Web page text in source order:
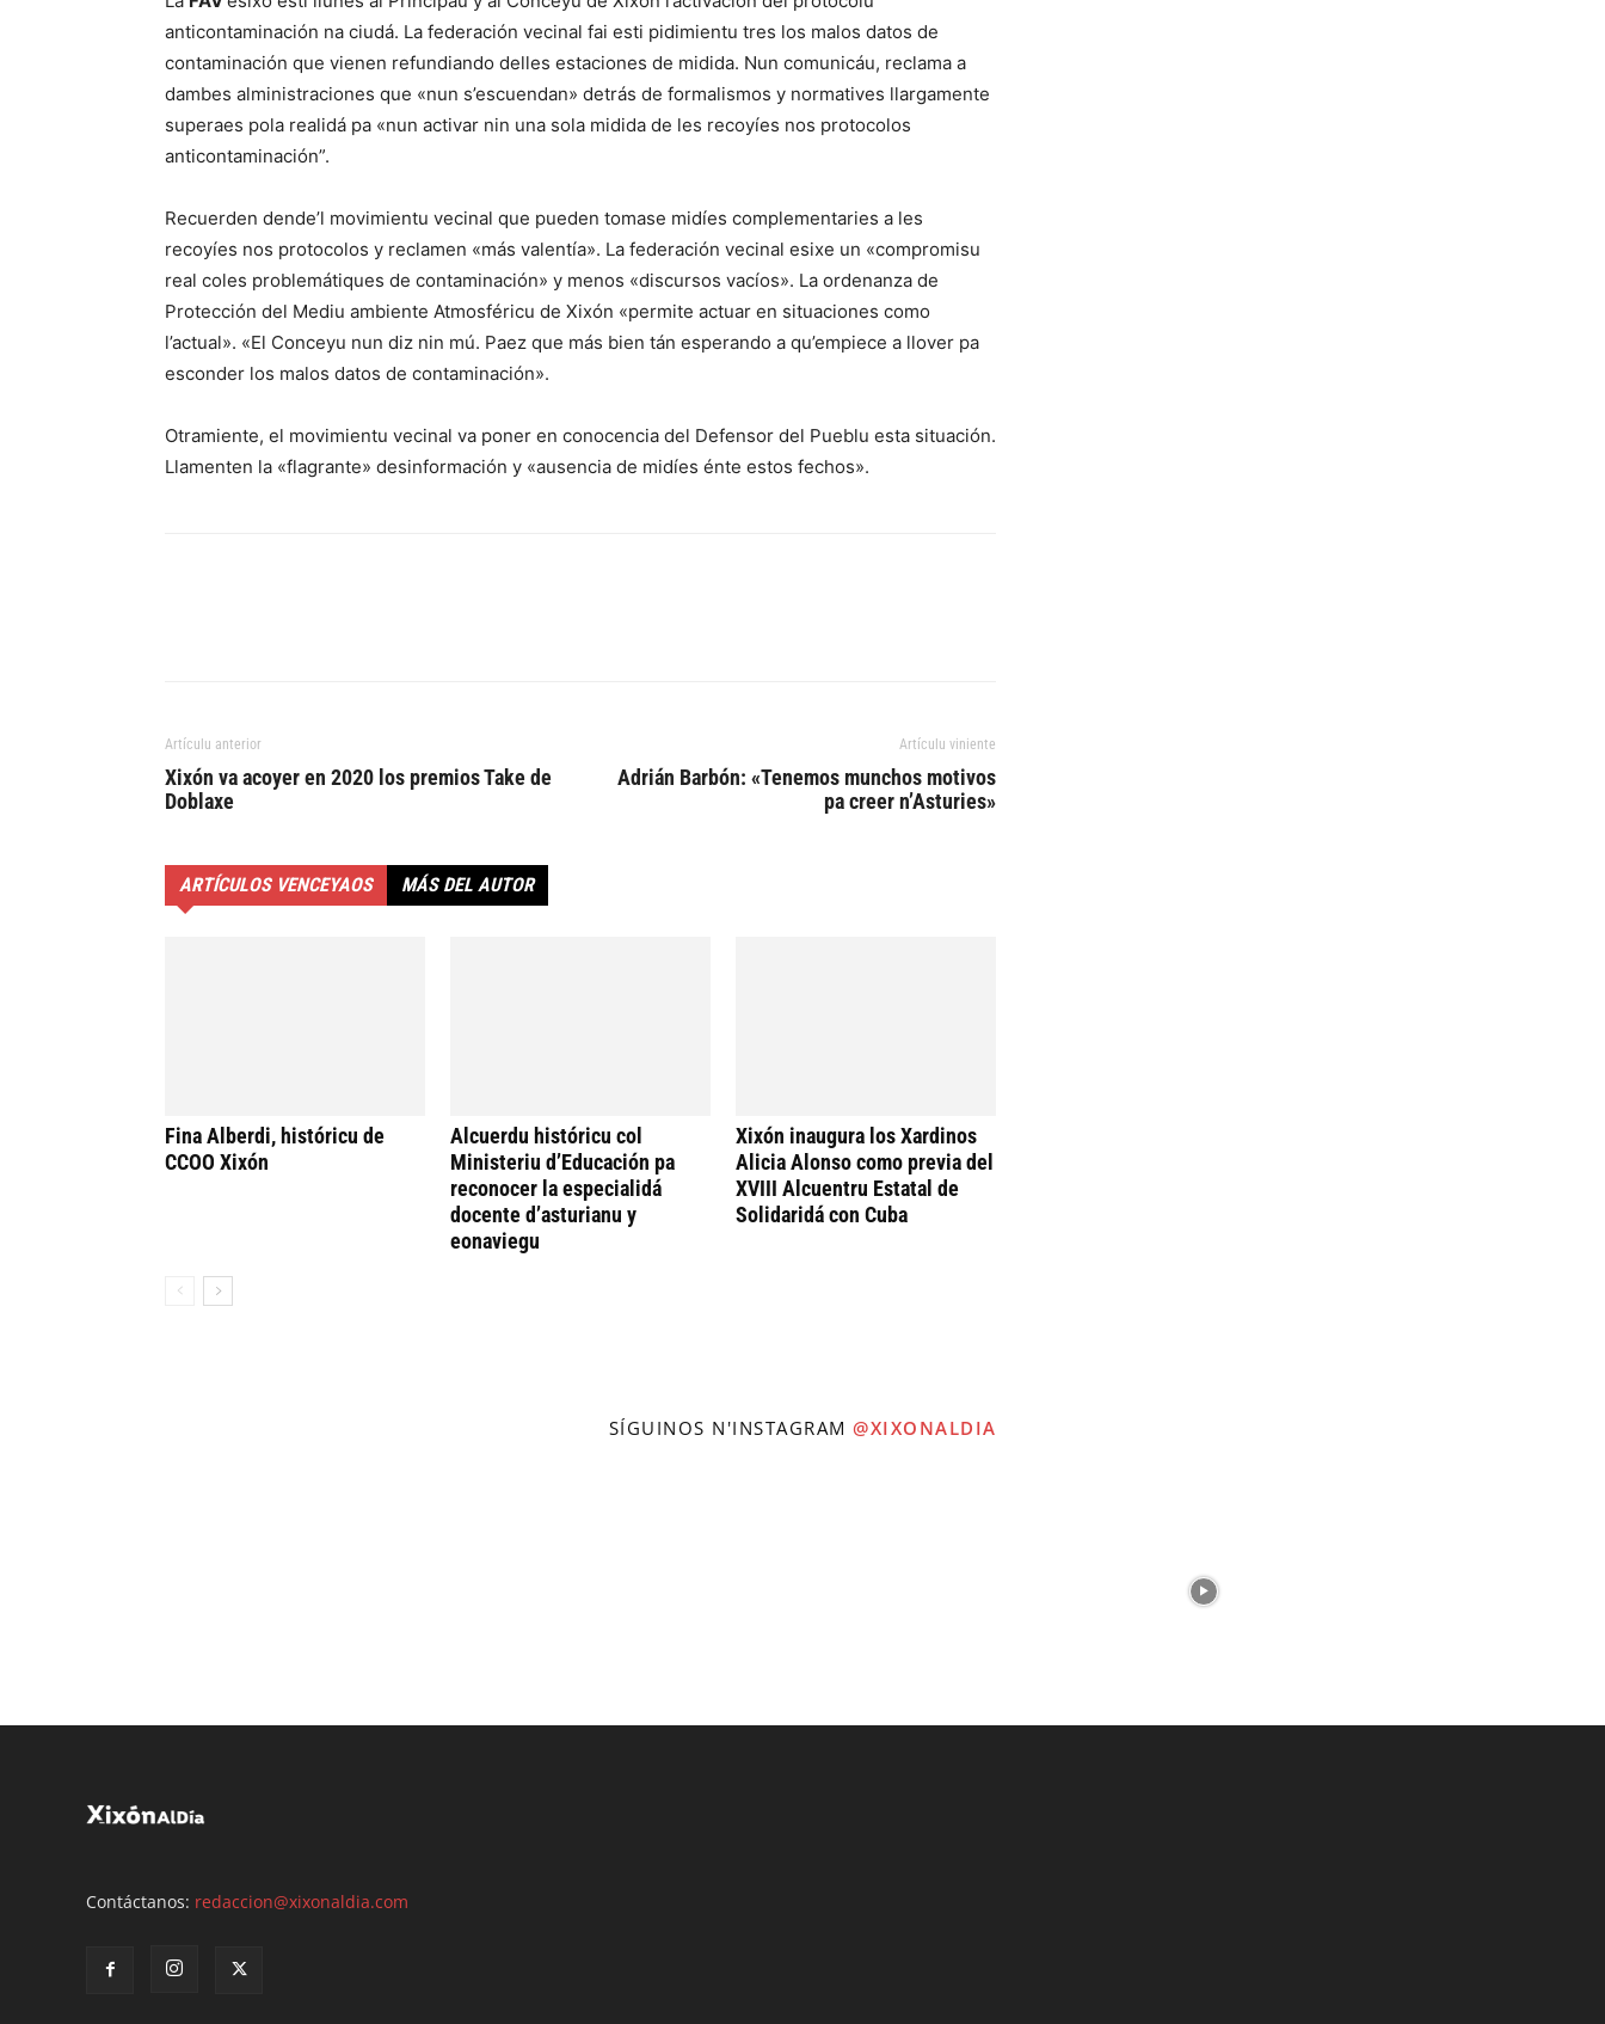
anticontaminación na ciudá. La federación vecinal fai esti pidimientu tres los malos datos de
contaminación que vienen refundiando delles estaciones de midida. Nun comunicáu, reclama a
dambes alministraciones que «nun s’escuendan» detrás de formalismos y normatives llargamente
superaes pola realidá pa «nun activar nin una sola midida de les recoyíes nos protocolos
anticontaminación”.
Recuerden dende’l movimientu vecinal que pueden tomase midíes complementaries a les
recoyíes nos protocolos y reclamen «más valentía». La federación vecinal esixe un «compromisu
real coles problemátiques de contaminación» y menos «discursos vacíos». La ordenanza de
Protección del Mediu ambiente Atmosféricu de Xixón «permite actuar en situaciones como
l’actual». «El Conceyu nun diz nin mú. Paez que más bien tán esperando a qu’empiece a llover pa
esconder los malos datos de contaminación».
Otramiente, el movimientu vecinal va poner en conocencia del Defensor del Pueblu esta situación.
Llamenten la «flagrante» desinformación y «ausencia de midíes énte estos fechos».
Artículu anterior
Xixón va acoyer en 2020 los premios Take de
Doblaxe
Artículu viniente
Adrián Barbón: «Tenemos munchos motivos
pa creer n’Asturies»
ARTÍCULOS VENCEYAOS MÁS DEL AUTOR
Fina Alberdi, históricu de
CCOO Xixón
Alcuerdu históricu col
Ministeriu d’Educación pa
reconocer la especialidá
docente d’asturianu y
eonaviegu
Xixón inaugura los Xardinos
Alicia Alonso como previa del
XVIII Alcuentru Estatal de
Solidaridá con Cuba
SÍGUINOS N'INSTAGRAM @XIXONALDIA
Contáctanos: redaccion@xixonaldia.com